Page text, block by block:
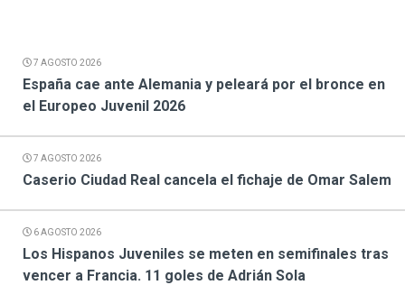
7 AGOSTO 2026
España cae ante Alemania y peleará por el bronce en
el Europeo Juvenil 2026
7 AGOSTO 2026
Caserio Ciudad Real cancela el fichaje de Omar Salem
6 AGOSTO 2026
Los Hispanos Juveniles se meten en semifinales tras
vencer a Francia. 11 goles de Adrián Sola